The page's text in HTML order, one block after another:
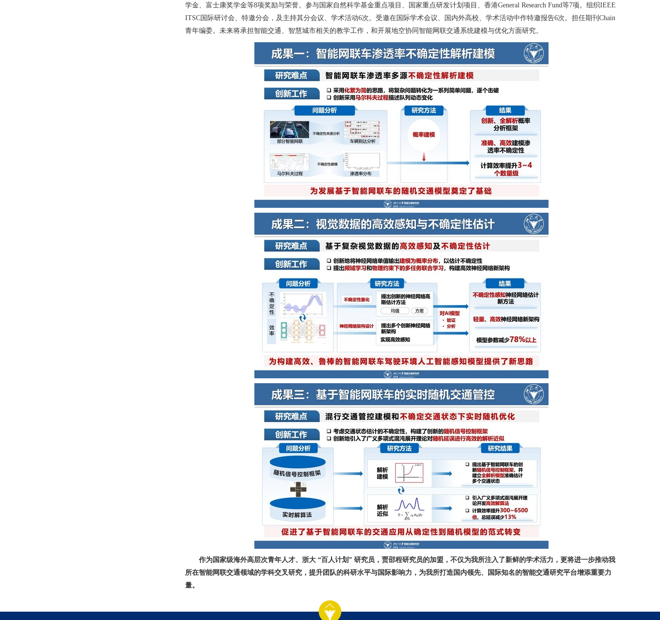
学金、富士康奖学金等8项奖励与荣誉。参与国家自然科学基金重点项目、国家重点研发计划项目、香港General Research Fund等7项。组织IEEE
ITSC国际研讨会、特邀分会，及主持其分会议、学术活动6次。受邀在国际学术会议、国内外高校、学术活动中作特邀报告6次。担任期刊Chain
青年编委。未来将承担智能交通、智慧城市相关的教学工作，和开展地空协同智能网联交通系统建模与优化方面研究。
作为国家级海外高层次青年人才、浙大 “百人计划” 研究员，贾邵程研究员的加盟，不仅为我所注入了新鲜的学术活力，更将进一步推动我
所在智能网联交通领域的学科交叉研究，提升团队的科研水平与国际影响力，为我所打造国内领先、国际知名的智能交通研究平台增添重要力
量。